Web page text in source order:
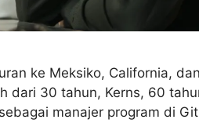
ke Meksiko, California,
dari 30 tahun, Kerns, 60
manajer program di